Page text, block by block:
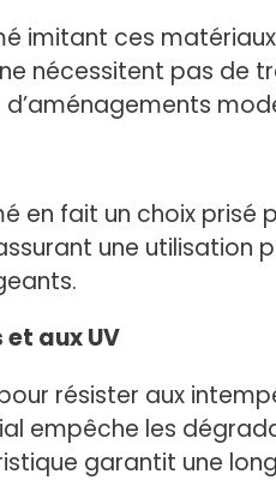
imitant ces
nécessitent pas de
en fait un choix
une utilisation
aux UV
résister aux
empêche les
garantit une